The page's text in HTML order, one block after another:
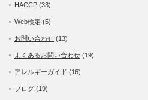
HACCP (33)
Web検定 (5)
お問い合わせ (13)
よくあるお問い合わせ (19)
アレルギーガイド (16)
ブログ (19)